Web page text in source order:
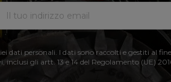
dati personali. I dati sono raccolti e gestiti al
inclusi gli artt. 13 e 14 del Regolamento (UE)